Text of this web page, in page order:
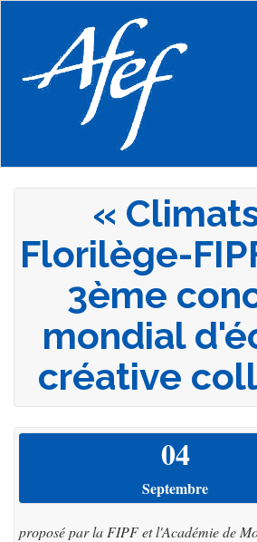
principal
«
Florilège-
3ème
mondial
créative
04
Septembre
proposé par la FIPF et l'Académie de